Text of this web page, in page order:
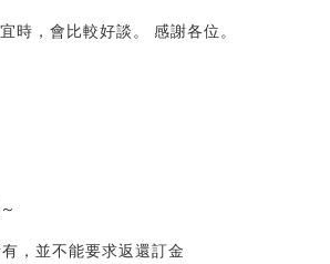
時，會比較好談。 感謝各位。
，並不能要求返還訂金